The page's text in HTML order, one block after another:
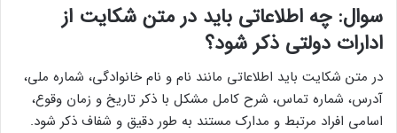
سوال: چه اطلاعاتی باید در متن شکایت از
ادارات دولتی ذکر شود؟
در متن شکایت باید اطلاعاتی مانند نام و نام خانوادگی، شماره ملی،
آدرس، شماره تماس، شرح کامل مشکل با ذکر تاریخ و زمان وقوع،
اسامی افراد مرتبط و مدارک مستند به طور دقیق و شفاف ذکر شود.